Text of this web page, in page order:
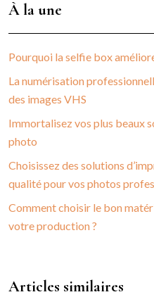
À la une
Pourquoi la selfie box
La numérisation
des images VHS
Immortalisez vos plus beaux
photo
Choisissez des solutions
qualité pour vos photos
Comment choisir le bon
votre production ?
Articles similaires